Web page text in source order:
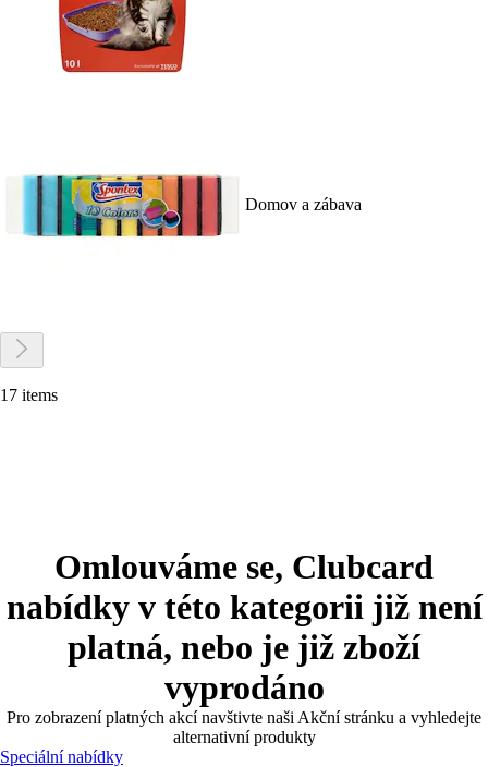
Domov a zábava
17 items
Omlouváme se, Clubcard
nabídky v této kategorii již není
platná, nebo je již zboží
vyprodáno
Pro zobrazení platných akcí navštivte naši Akční stránku a vyhledejte
alternativní produkty
Speciální nabídky